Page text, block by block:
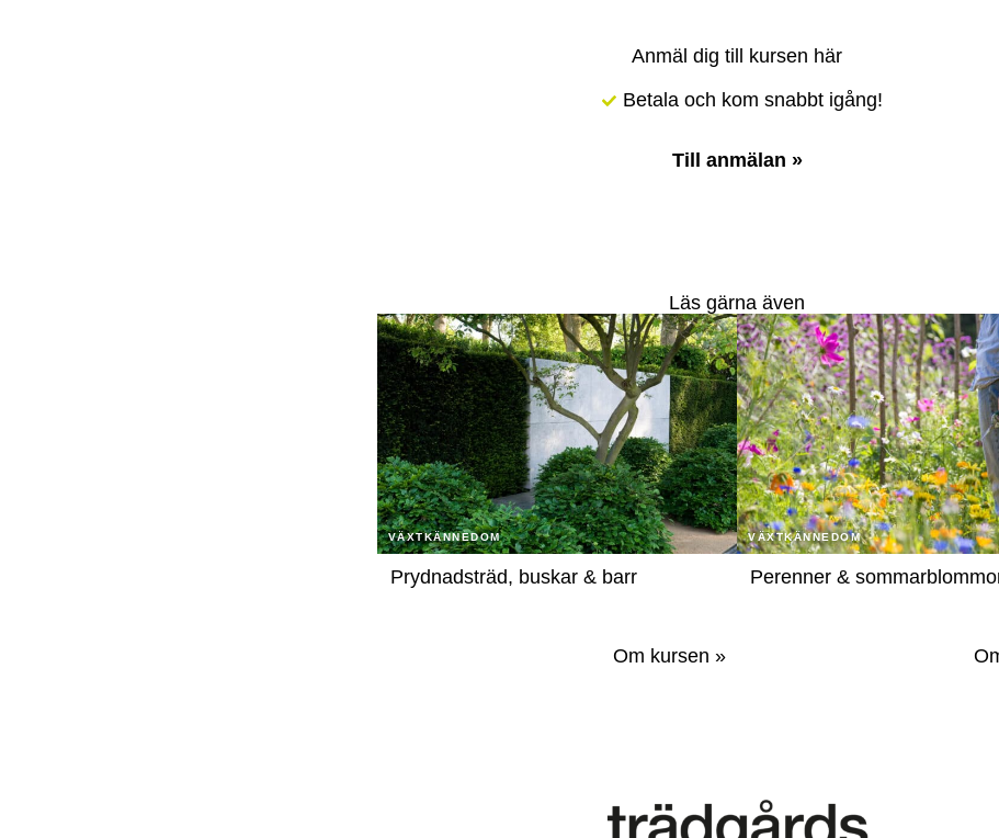
Anmäl dig till kursen här
Betala och kom snabbt igång!
Till anmälan »
Läs gärna även
VÄXTKÄNNEDOM
Prydnadsträd, buskar & barr
Om kursen »
VÄXTKÄNNEDOM
Perenner &